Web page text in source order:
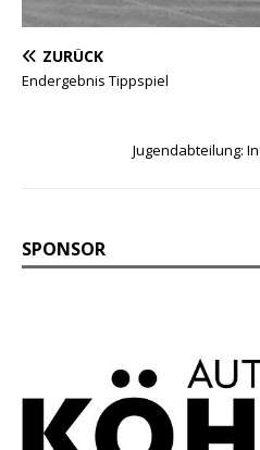
ZURÜCK
Endergebnis Tippspiel
Jugendabteilung:
SPONSOR